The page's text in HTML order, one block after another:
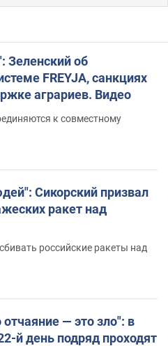
Зеленский об
FREYJA, санкциях
аграриев. Видео
к совместному
Сикорский призвал
ракет над
российские ракеты над
— это зло": в
й день подряд проходят